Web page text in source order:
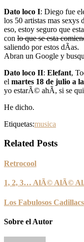
Dato loco I: Diego fue
los 50 artistas mas
eso, estoy seguro que
con lo que se esta
saliendo por estos dÃ­as.
Abran un Google y
Dato loco II: Elefant,
el martes 18 de julio a
yo estarÃ© ahÃ­, si se
He dicho.
Etiquetas:musica
Related Posts
Retrocool
1, 2, 3… AlÃ© AlÃ©
Los Fabulosos
Sobre el Autor